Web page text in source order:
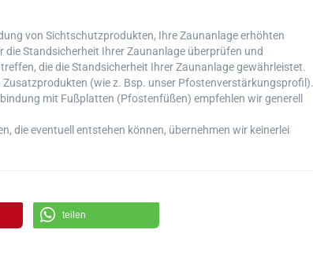
von Sichtschutzprodukten, Ihre Zaunanlage erhöhten
Standsicherheit Ihrer Zaunanlage überprüfen und
die die Standsicherheit Ihrer Zaunanlage gewährleistet.
(wie z. Bsp. unser Pfostenverstärkungsprofil).
mit Fußplatten (Pfostenfüßen) empfehlen wir generell
die eventuell entstehen können, übernehmen wir keinerlei
teilen